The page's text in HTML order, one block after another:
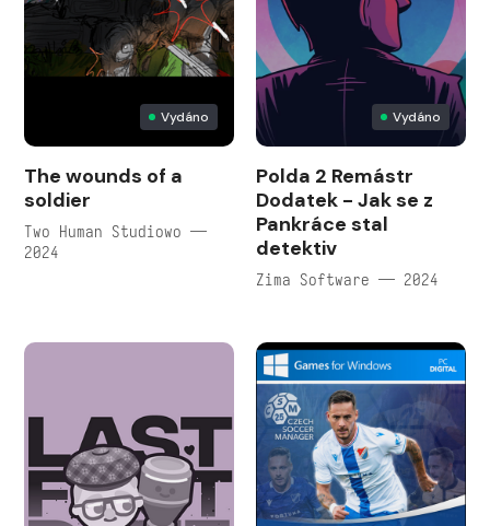
Vydáno
The wounds of a
soldier
Two Human Studiowo —
2024
Vydáno
Polda 2 Remástr
Dodatek - Jak se z
Pankráce stal
detektiv
Zima Software — 2024